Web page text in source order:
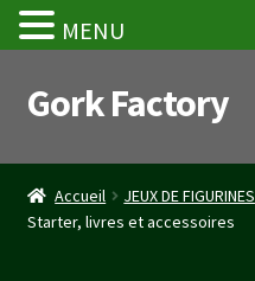
Aller
à
navigation
Aller
au
Gork Factory
Accueil
CGV
Accueil JEUX DE FIGURINES
Starter, livres et accessoires
MENU